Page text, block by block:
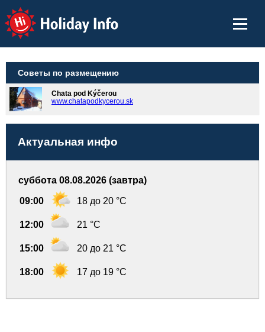
Holiday Info
Советы по размещению
Chata pod Kýčerou
www.chatapodkycerou.sk
Актуальная инфо
суббота 08.08.2026 (завтра)
09:00 18 до 20 °C
12:00 21 °C
15:00 20 до 21 °C
18:00 17 до 19 °C